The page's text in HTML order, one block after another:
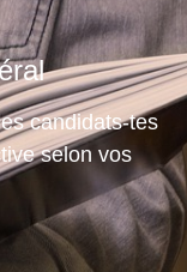
candidats-tes
selon vos